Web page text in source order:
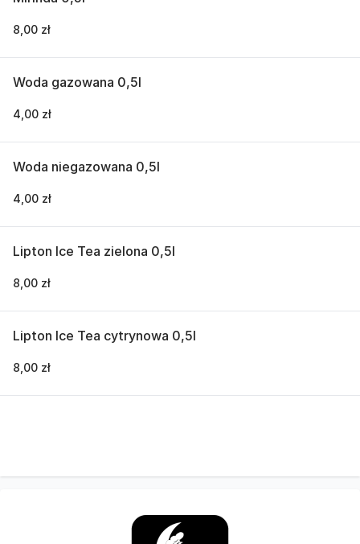
8,00 zł
Woda gazowana 0,5l
4,00 zł
Woda niegazowana 0,5l
4,00 zł
Lipton Ice Tea zielona 0,5l
8,00 zł
Lipton Ice Tea cytrynowa 0,5l
8,00 zł